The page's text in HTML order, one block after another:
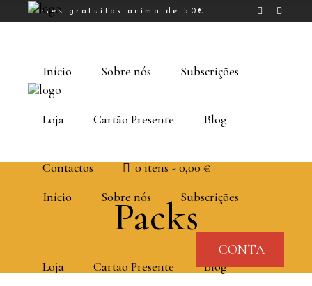
Portes gratuitos acima de 50€
Início Sobre nós Subscrições
Loja Cartão Presente Blog
CONTA
Início Sobre nós Subscrições
Loja Cartão Presente Blog
Contactos 0 itens 0,00 €
Packs